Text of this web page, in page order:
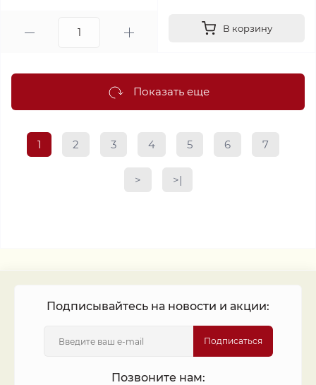
В корзину
Показать еще
1 2 3 4 5 6 7
> >|
Подписывайтесь на новости и акции:
Подписаться
Позвоните нам: